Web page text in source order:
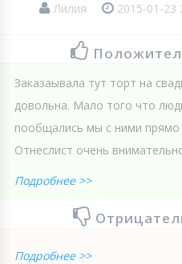
Лилия 2015-01-23
Заказаывала тут торт на
довольна. Мало того что
пообщались мы с ними прямо
Отнеслист очень
Подробнее >>
Подробнее >>